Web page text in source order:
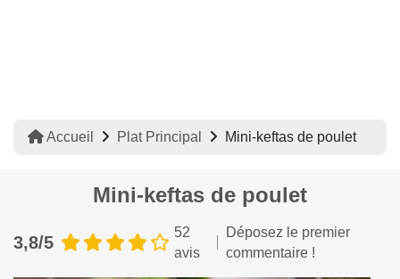
Accueil Plat Principal Mini-keftas de poulet
Mini-keftas de poulet
3,8/5
52
avis
Déposez le premier
commentaire !